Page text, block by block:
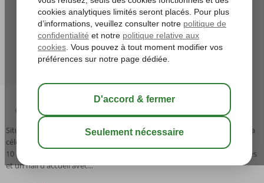
04:00 sauver
Situation: Semiramis est situé dans un parc paume de 4000 hectares. La
célèbre place Jemaa El Fna est facilement accessible et est seulement à
10 minutes en taxi. Installations: Le Semiramis dispose de 180 chambres
et un hall d'accueil avec...